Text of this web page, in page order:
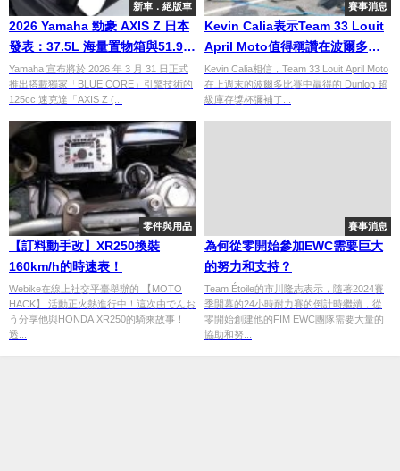
新車．絕版車
2026 Yamaha 勁豪 AXIS Z 日本
發表：37.5L 海量置物箱與51.9
km/L 極致油耗，質感新色 3/31
上市！
Yamaha 宣布將於 2026 年 3 月 31 日正式
推出搭載獨家「BLUE CORE」引擎技術的
125cc 速克達「AXIS Z (...
賽事消息
Kevin Calia表示Team 33 Louit
April Moto值得稱讚在波爾多
EWC Superstock組別的勝利
Kevin Calia相信，Team 33 Louit April Moto
在上週末的波爾多比賽中贏得的 Dunlop 超
級庫存獎杯彌補了...
零件與用品
【訂料動手改】XR250換裝
160km/h的時速表！
Webike在線上社交平臺舉辦的 【MOTO
HACK】 活動正火熱進行中！這次由でんお
う分享他與HONDA XR250的騎乘故事！
透...
賽事消息
為何從零開始參加EWC需要巨大
的努力和支持？
Team Étoile的市川隆志表示，隨著2024賽
季開幕的24小時耐力賽的倒計時繼續，從
零開始創建他的FIM EWC團隊需要大量的
協助和努...